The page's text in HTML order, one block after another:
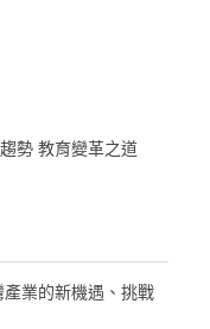
勢 教育變革之道
業的新機遇、挑戰